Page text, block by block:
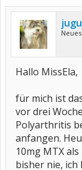
Hallo MissEla,
für mich ist
vor drei
Polyarthritis
anfangen.
10mg MTX
bisher nie,